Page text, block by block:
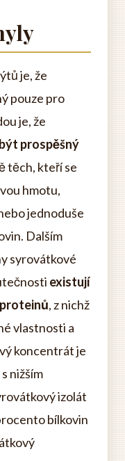
je, že
pouze pro
je, že
prospěšný
těch, kteří se
hmotu,
jednoduše
Dalším
syrovátkové
existují
, z nichž
vlastnosti a
koncentrát je
nižším
izolát
bílkovin